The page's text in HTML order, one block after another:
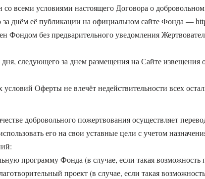
со всеми условиями настоящего Договора о
за днём её публикации на официальном сайте Фонда —
Фондом без предварительного уведомления
дня, следующего за днем размещения на Сайте
условий Оферты не влечёт недействительности всех
добровольного пожертвования осуществляет
его на свои уставные цели с учетом
программу Фонда (в случае, если такая возможность
проект (в случае, если такая